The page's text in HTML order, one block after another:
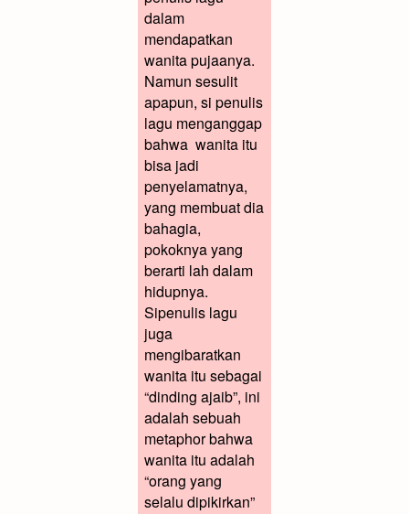
dalam
mendapatkan
wanita pujaanya.
Namun sesulit
apapun, si penulis
lagu menganggap
bahwa wanita itu
bisa jadi
penyelamatnya,
yang membuat dia
bahagia,
pokoknya yang
berarti lah dalam
hidupnya.
Sipenulis lagu
juga
mengibaratkan
wanita itu sebagai
“dinding ajaib”, ini
adalah sebuah
metaphor bahwa
wanita itu adalah
“orang yang
selalu dipikirkan”